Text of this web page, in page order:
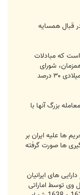
قبال همسایه
که مبادلات
کنند. همزمان، شورای
بازرگانان ایرانی امارات متحده عربی که بسیاری از ۴ هزار شرکت‌ایرانی ثبت شده در امارات را زیر پوشش دارد، اعلام کرده است که حجم مبادلات بازرگانی امارات و ایران در سال ۲۰۰۹ میلادی ۳۰ درصد
بزرگ آنها با
ها علیه ایران بر
گیری ها صورت گرفته
های ایرانیان
وی توسط اماراتی